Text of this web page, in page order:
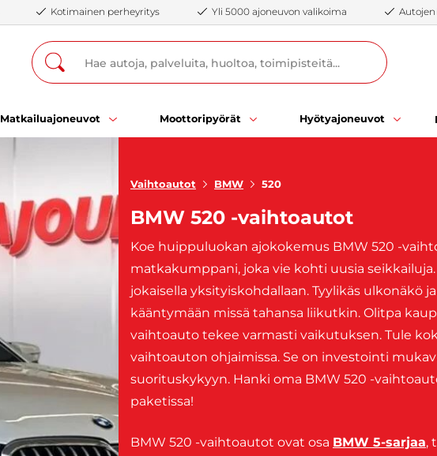
Kotimainen perheyritys Yli 5000 ajoneuvon valikoima
Matkailuajoneuvot Moottoripyörät Hyötyajoneuvot
Vaihtoautot BMW 520
BMW 520 -vaihtoautot
Koe huippuluokan ajokokemus BMW 520 -
matkakumppani, joka vie kohti uusia
jokaisella yksityiskohdallaan. Tyylikäs ulkonäkö
kääntymään missä tahansa liikutkin. Olitpa
vaihtoauto tekee varmasti vaikutuksen. Tule
vaihtoauton ohjaimissa. Se on investointi
suorituskykyyn. Hanki oma BMW 520 -
paketissa!
BMW 520 -vaihtoautot ovat osa BMW 5-sarjaa,